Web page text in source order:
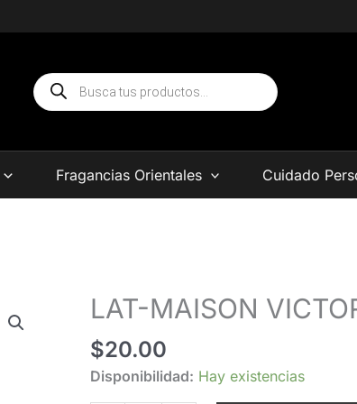
Búsqueda
de
productos
Fragancias Orientales Cuidado
LAT-MAISON
$20.00
Disponibilidad: Hay existencias
LAT-
VICTORIOSO
HEROIC